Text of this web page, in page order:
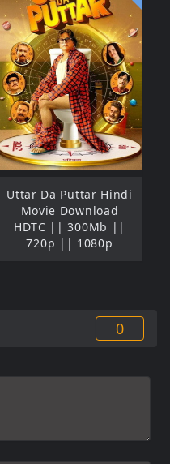
Uttar Da Puttar Hindi
Movie Download
HDTC || 300Mb ||
720p || 1080p
0